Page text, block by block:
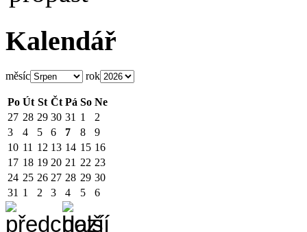
Kalendář
měsíc rok
Po Út St Čt Pá So Ne
27 28 29 30 31 1
2
3
4 5 6 7 8
9
10 11 12 13 14 15 16
17 18 19 20 21 22 23
24 25 26 27 28 29 30
31 1 2 3 4 5 6